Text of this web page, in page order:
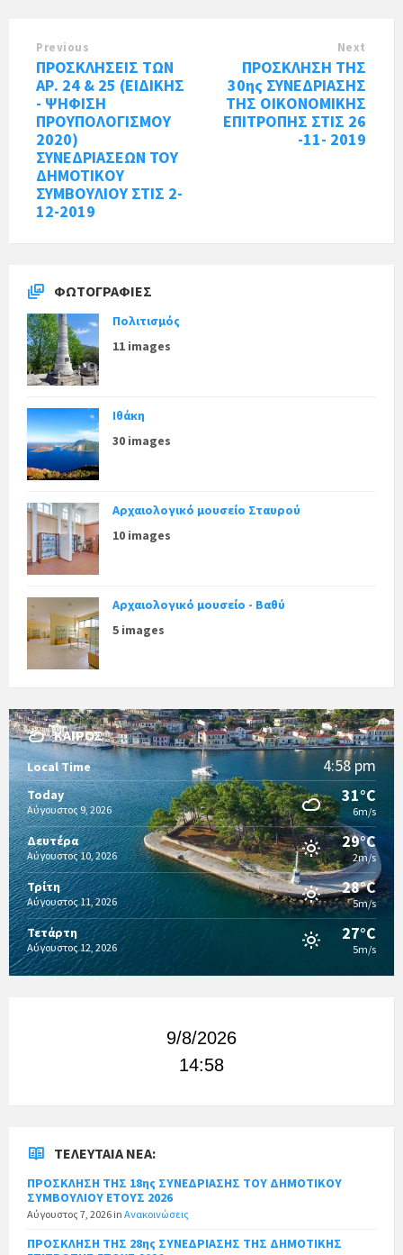
Previous
ΠΡΟΣΚΛΗΣΕΙΣ ΤΩΝ
ΑΡ. 24 & 25 (ΕΙΔΙΚΗΣ
- ΨΗΦΙΣΗ
ΠΡΟΥΠΟΛΟΓΙΣΜΟΥ
2020)
ΣΥΝΕΔΡΙΑΣΕΩΝ ΤΟΥ
ΔΗΜΟΤΙΚΟΥ
ΣΥΜΒΟΥΛΙΟΥ ΣΤΙΣ 2-
12-2019
Next
ΠΡΟΣΚΛΗΣΗ ΤΗΣ
30ης ΣΥΝΕΔΡΙΑΣΗΣ
ΤΗΣ ΟΙΚΟΝΟΜΙΚΗΣ
ΕΠΙΤΡΟΠΗΣ ΣΤΙΣ 26
-11- 2019
ΦΩΤΟΓΡΑΦΊΕΣ
Πολιτισμός
11 images
Ιθάκη
30 images
Αρχαιολογικό μουσείο Σταυρού
10 images
Αρχαιολογικό μουσείο - Βαθύ
5 images
ΚΑΙΡΌΣ
Local Time 4:58 pm
Today
Αύγουστος 9, 2026
31°C
6m/s
Δευτέρα
Αύγουστος 10, 2026
29°C
2m/s
Τρίτη
Αύγουστος 11, 2026
28°C
5m/s
Τετάρτη
Αύγουστος 12, 2026
27°C
5m/s
9/8/2026
14:58
ΤΕΛΕΥΤΑΊΑ ΝΈΑ:
ΠΡΟΣΚΛΗΣΗ ΤΗΣ 18ης ΣΥΝΕΔΡΙΑΣΗΣ ΤΟΥ ΔΗΜΟΤΙΚΟΥ
ΣΥΜΒΟΥΛΙΟΥ ΕΤΟΥΣ 2026
Αύγουστος 7, 2026 in Ανακοινώσεις
ΠΡΟΣΚΛΗΣΗ ΤΗΣ 28ης ΣΥΝΕΔΡΙΑΣΗΣ ΤΗΣ ΔΗΜΟΤΙΚΗΣ